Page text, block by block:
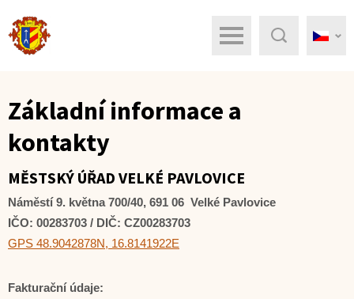
Menu
Základní informace a
kontakty
MĚSTSKÝ ÚŘAD VELKÉ PAVLOVICE
Náměstí 9. května 700/40, 691 06 Velké Pavlovice
IČO: 00283703 / DIČ: CZ00283703
GPS 48.9042878N, 16.8141922E
Fakturační údaje: